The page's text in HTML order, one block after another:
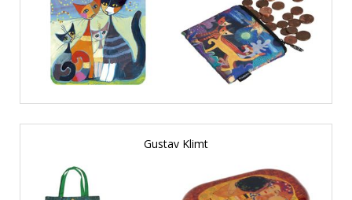
Gustav Klimt